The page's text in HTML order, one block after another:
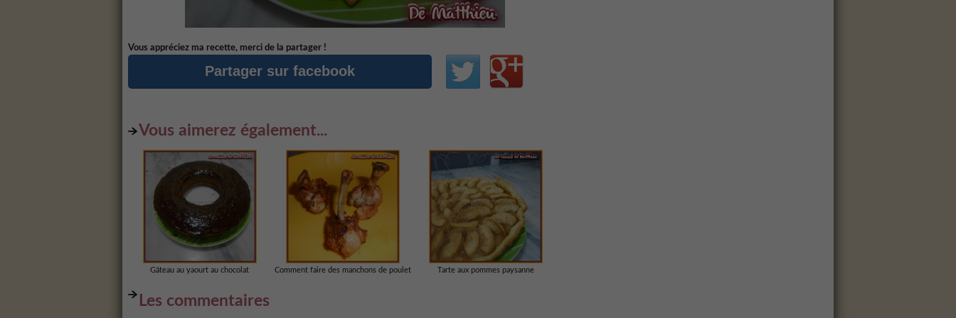
Vous appréciez ma recette, merci de la partager !
Partager sur facebook
Vous aimerez également...
Gâteau au yaourt au chocolat Comment faire des manchons de poulet Tarte aux pommes paysanne
Les commentaires